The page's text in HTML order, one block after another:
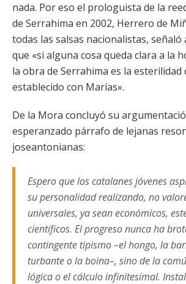
nada. Por eso el prologuista de la
de Serrahima en 2002, Herrero de
todas las salsas nacionalistas, señaló
que «si alguna cosa queda clara a la
la obra de Serrahima es la esterilidad
establecido con Marías».
De la Mora concluyó su
esperanzado párrafo de lejanas
joseantonianas:
Espero que los catalanes jóvenes
su personalidad realizando, no
universales, ya sean económicos,
científicos. El progreso nunca ha
contingente tipismo –el hongo, la
turbante o la boina–, sino de la
lógica o el cálculo infinitesimal.